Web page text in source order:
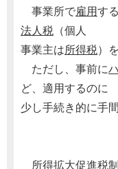
事業所で雇用する
法人税 （個人
事業主は所得税）
ただし、事前に
ど、適用するのに
少し手続き的に手
所得拡大促進税